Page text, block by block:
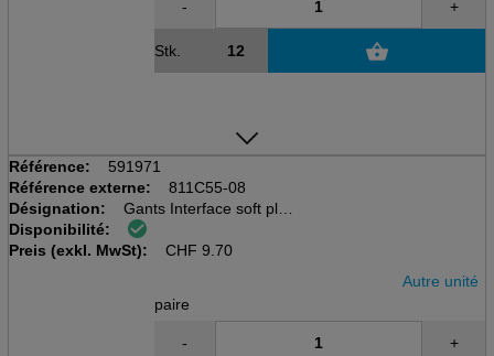
- +
Stk.
Référence:
591971
Référence externe:
811C55-08
Désignation:
Gants Interface soft plus
taille M/8, vert, longueur
46cm, en nitrile
Disponibilité:
Preis (exkl. MwSt):
CHF 9.70
Autre unité
paire
- +